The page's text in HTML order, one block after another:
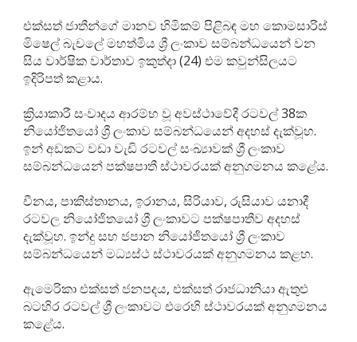
එක්සත් ජාතීන්ගේ මානව හිමිකම් පිළිබඳ මහ කොමසාරිස්
මිෂෙල් බැචලේ මහත්මිය ශ්‍රී ලංකාව සම්බන්ධයෙන් වන
සිය වාර්ෂික වාර්තාව ඉකුත්දා (24) එම කවුන්සිලයට
ඉදිරිපත් කළාය.
ක්‍රියාකාරී සංවාදය ආරම්භ වූ අවස්ථාවේදී රටවල් 38ක
නියෝජිතයෝ ශ්‍රී ලංකාව සම්බන්ධයෙන් අදහස් දැක්වූහ.
ඉන් අඩකට වඩා වැඩි රටවල් සංඛ්‍යාවක් ශ්‍රී ලංකාව
සම්බන්ධයෙන් පක්ෂපාතී ස්ථාවරයක් අනුගමනය කළේය.
චීනය, පාකිස්තානය, ඉරානය, සිරියාව, රුසියාව යනාදී
රටවල නියෝජිතයෝ ශ්‍රී ලංකාවට පක්ෂපාතීව අදහස්
දැක්වූහ. ඉන්දු සහ ජපාන නියෝජිතයෝ ශ්‍රී ලංකාව
සම්බන්ධයෙන් මධ්‍යස්ථ ස්ථාවරයක් අනුගමනය කළහ.
ඇමෙරිකා එක්සත් ජනපදය, එක්සත් රාජධානියා ඇතුළු
බටහිර රටවල් ශ්‍රී ලංකාවට එරෙහි ස්ථාවරයක් අනුගමනය
කළේය.